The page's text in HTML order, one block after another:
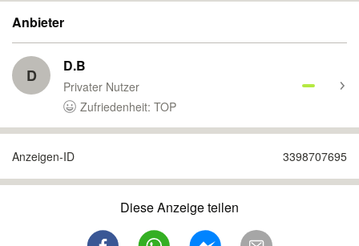
Anbieter
D D.B
Privater Nutzer
Zufriedenheit: TOP
Anzeigen-ID 3398707695
Diese Anzeige teilen